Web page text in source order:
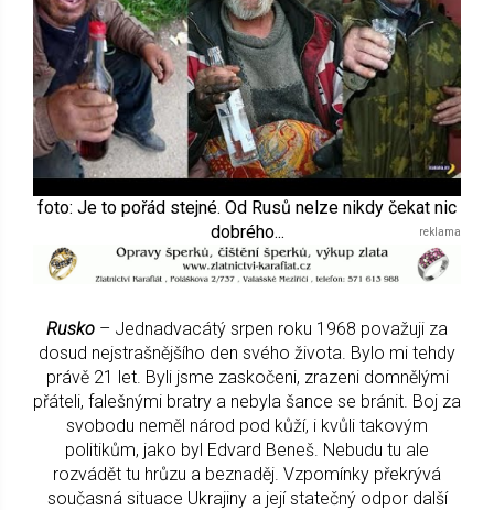
foto: Je to pořád stejné. Od Rusů nelze nikdy čekat nic
dobrého...
Rusko – Jednadvacátý srpen roku 1968 považuji za
dosud nejstrašnějšího den svého života. Bylo mi tehdy
právě 21 let. Byli jsme zaskočeni, zrazeni domnělými
přáteli, falešnými bratry a nebyla šance se bránit. Boj za
svobodu neměl národ pod kůží, i kvůli takovým
politikům, jako byl Edvard Beneš. Nebudu tu ale
rozvádět tu hrůzu a beznaděj. Vzpomínky překrývá
současná situace Ukrajiny a její statečný odpor další